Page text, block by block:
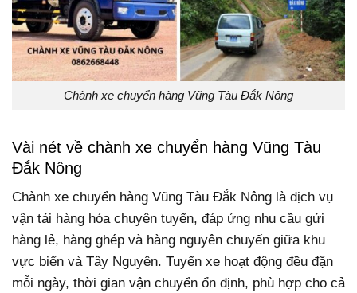
Chành xe chuyển hàng Vũng Tàu Đắk Nông
Vài nét về chành xe chuyển hàng Vũng Tàu
Đắk Nông
Chành xe chuyển hàng Vũng Tàu Đắk Nông là dịch vụ
vận tải hàng hóa chuyên tuyến, đáp ứng nhu cầu gửi
hàng lẻ, hàng ghép và hàng nguyên chuyến giữa khu
vực biển và Tây Nguyên. Tuyến xe hoạt động đều đặn
mỗi ngày, thời gian vận chuyển ổn định, phù hợp cho cả